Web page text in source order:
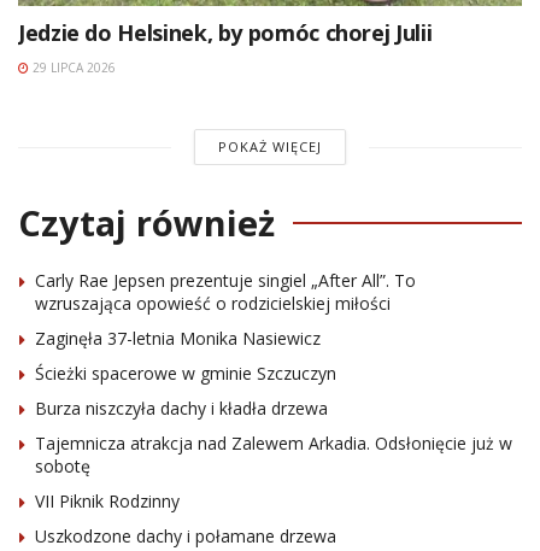
Jedzie do Helsinek, by pomóc chorej Julii
29 LIPCA 2026
POKAŻ WIĘCEJ
Czytaj również
Carly Rae Jepsen prezentuje singiel „After All”. To
wzruszająca opowieść o rodzicielskiej miłości
Zaginęła 37-letnia Monika Nasiewicz
Ścieżki spacerowe w gminie Szczuczyn
Burza niszczyła dachy i kładła drzewa
Tajemnicza atrakcja nad Zalewem Arkadia. Odsłonięcie już w
sobotę
VII Piknik Rodzinny
Uszkodzone dachy i połamane drzewa